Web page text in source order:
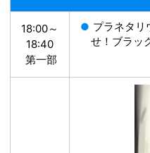
18:00～
18:40
第一部
プラネタリ
せ！ブラッ